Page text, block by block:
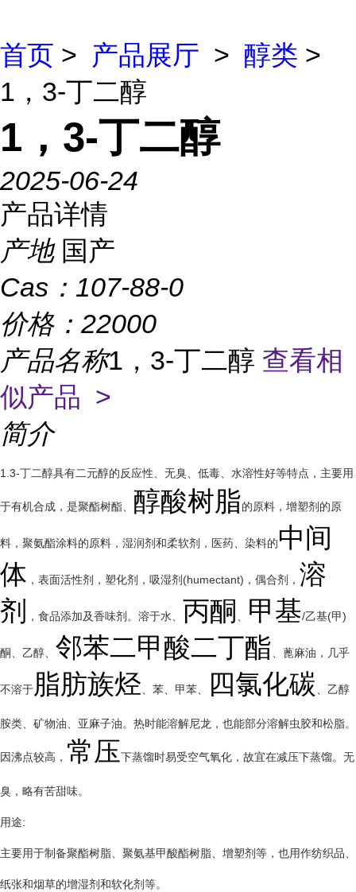
首页 > 产品展厅 > 醇类 >
1，3-丁二醇
1，3-丁二醇
2025-06-24
产品详情
产地 国产
Cas： 107-88-0
价格： 22000
产品名称1，3-丁二醇 查看相
似产品 >
简介
1.3-丁二醇具有二元醇的反应性、无臭、低毒、水溶性好等特点，主要用
于有机合成，是聚酯树酯、 醇酸树脂的原料，增塑剂的原
料，聚氨酯涂料的原料，湿润剂和柔软剂，医药、染料的中间
体 ，表面活性剂，塑化剂，吸湿剂(humectant)，偶合剂， 溶
剂 ，食品添加及香味剂。溶于水、 丙酮 甲基/乙基(甲)
酮、乙醇、 邻苯二甲酸二丁酯 、蓖麻油，几乎
不溶于脂肪族烃 、苯、甲苯、 四氯化碳 、乙醇
胺类、矿物油、亚麻子油。热时能溶解尼龙，也能部分溶解虫胶和松脂。
因沸点较高， 常压下蒸馏时易受空气氧化，故宜在减压下蒸馏。无
臭，略有苦甜味。
用途:
主要用于制备聚酯树脂 、聚氨基甲酸酯树脂、增塑剂等，也用作纺织品、
纸张和烟草的增湿剂和软化剂等。